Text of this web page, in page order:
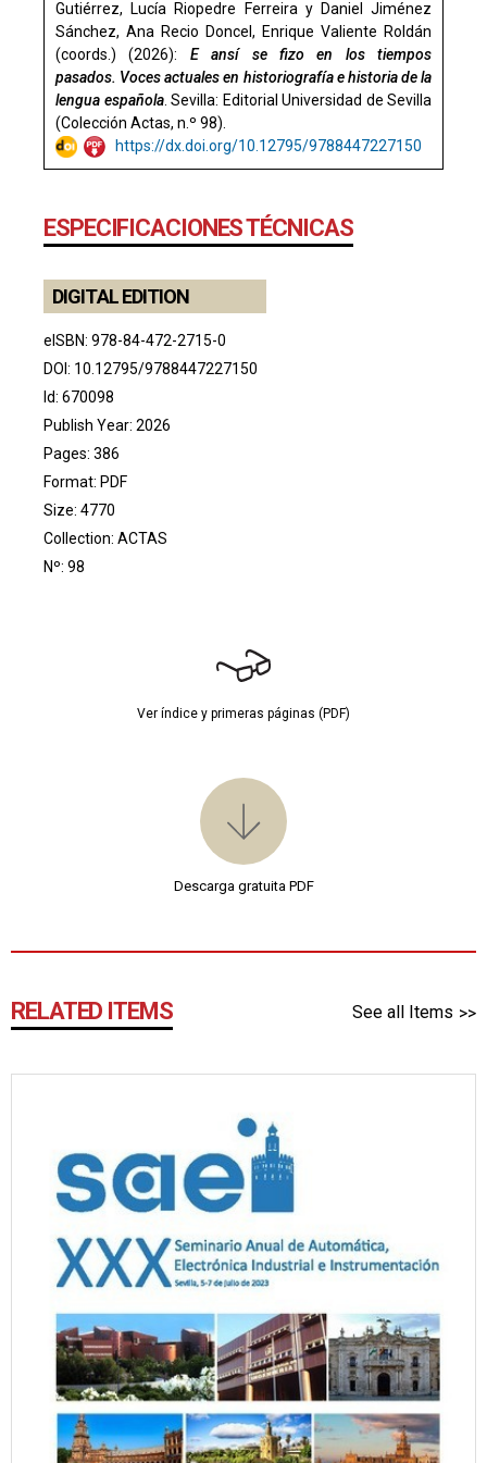
Gutiérrez, Lucía Riopedre Ferreira y Daniel Jiménez
Sánchez, Ana Recio Doncel, Enrique Valiente Roldán
(coords.) (2026): E ansí se fizo en los tiempos
pasados. Voces actuales en historiografía e historia de la
lengua española. Sevilla: Editorial Universidad de Sevilla
(Colección Actas, n.º 98).
https://dx.doi.org/10.12795/9788447227150
ESPECIFICACIONES TÉCNICAS
DIGITAL EDITION
eISBN: 978-84-472-2715-0
DOI: 10.12795/9788447227150
Id: 670098
Publish Year: 2026
Pages: 386
Format: PDF
Size: 4770
Collection: ACTAS
Nº: 98
Ver índice y primeras páginas (PDF)
Descarga gratuita PDF
RELATED ITEMS See all Items